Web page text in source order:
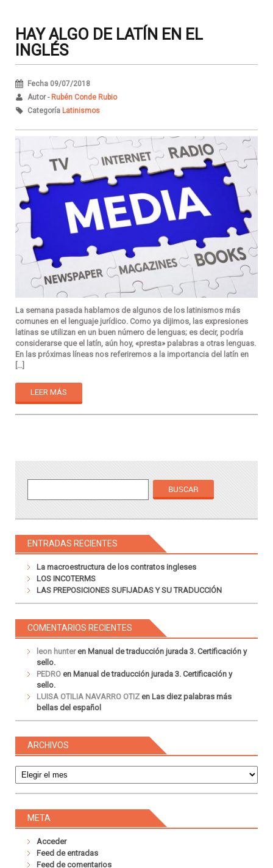
HAY ALGO DE LATÍN EN EL
INGLÉS
Fecha 09/07/2018
Autor - Rubén Conde Rubio
Categoría Latinismos
La semana pasada hablamos de algunos de los latinismos más
comunes en el lenguaje jurídico. Como ya dijimos, las expresiones
latinas se utilizan en un buen número de lenguas; es decir, podría
considerarse que el latín, aún hoy, «presta» palabras a otras lenguas.
En las próximas líneas nos referiremos a la importancia del latín en
[…]
LEER MÁS
ENTRADAS RECIENTES
La macroestructura de los contratos ingleses
LOS INCOTERMS
LAS PREPOSICIONES SUFIJADAS Y SU TRADUCCIÓN
COMENTARIOS RECIENTES
leon hunteren Manual de traducción jurada 3. Certificación y
sello.
PEDRO en Manual de traducción jurada 3. Certificación y
sello.
LUISA OTILIA NAVARRO OTIZ en Las diez palabras más
bellas del español
ARCHIVOS
META
Acceder
Feed de entradas
Feed de comentarios